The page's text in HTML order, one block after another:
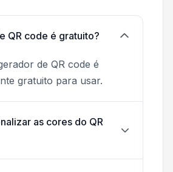
QR code é gratuito?
de QR code é
gratuito para usar.
as cores do QR